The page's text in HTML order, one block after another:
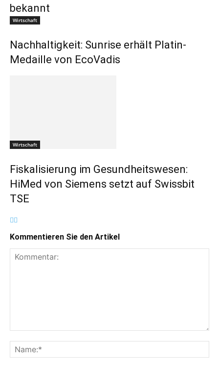
bekannt
Wirtschaft
Nachhaltigkeit: Sunrise erhält Platin-
Medaille von EcoVadis
Wirtschaft
Fiskalisierung im Gesundheitswesen:
HiMed von Siemens setzt auf Swissbit
TSE
Kommentieren Sie den Artikel